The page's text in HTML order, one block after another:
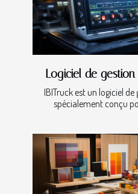
Logiciel de
IBITruck est un logiciel
spécialement conçu